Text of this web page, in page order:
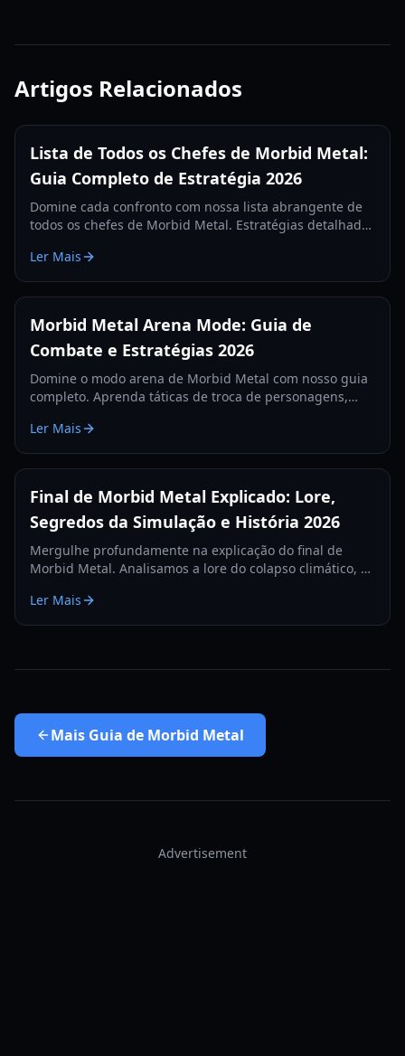
Artigos Relacionados
Lista de Todos os Chefes de Morbid Metal:
Guia Completo de Estratégia 2026
Domine cada confronto com nossa lista abrangente de
todos os chefes de Morbid Metal. Estratégias detalhadas
para a edição de 2026.
Ler Mais
Morbid Metal Arena Mode: Guia de
Combate e Estratégias 2026
Domine o modo arena de Morbid Metal com nosso guia
completo. Aprenda táticas de troca de personagens,
melhor experiência hack-and-slash.
Ler Mais
Final de Morbid Metal Explicado: Lore,
Segredos da Simulação e História 2026
Mergulhe profundamente na explicação do final de
Morbid Metal. Analisamos a lore do colapso climático, o
Ler Mais
Mais Guia de Morbid Metal
Advertisement